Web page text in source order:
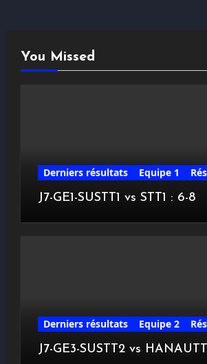
You Missed
Derniers résultats Equipe 1
J7-GE1-SUSTT1 vs STT1 : 6-8
Derniers résultats Equipe 2
J7-GE3-SUSTT2 vs